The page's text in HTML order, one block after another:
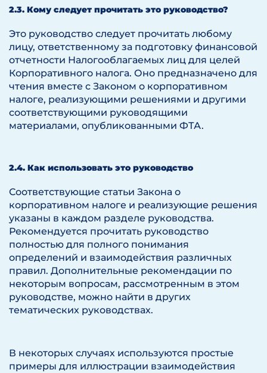
2.3. Кому следует прочитать это руководство?
Это руководство следует прочитать любому
лицу, ответственному за подготовку финансовой
отчетности Налогооблагаемых лиц для целей
Корпоративного налога. Оно предназначено для
чтения вместе с Законом о корпоративном
налоге, реализующими решениями и другими
соответствующими руководящими
материалами, опубликованными ФТА.
2.4. Как использовать это руководство
Соответствующие статьи Закона о
корпоративном налоге и реализующие решения
указаны в каждом разделе руководства.
Рекомендуется прочитать руководство
полностью для полного понимания
определений и взаимодействия различных
правил. Дополнительные рекомендации по
некоторым вопросам, рассмотренным в этом
руководстве, можно найти в других
тематических руководствах.
В некоторых случаях используются простые
примеры для иллюстрации взаимодействия